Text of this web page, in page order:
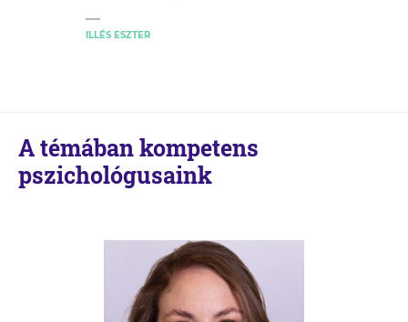
ILLÉS ESZTER
A témában kompetens
pszichológusaink